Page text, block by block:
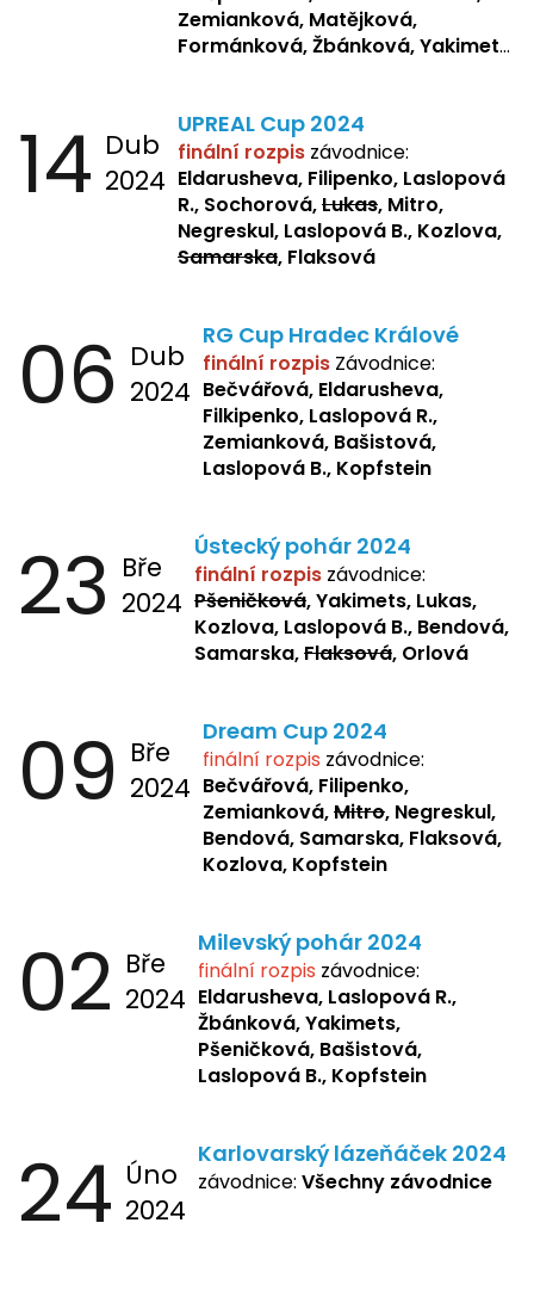
Zemianková, Matějková,
Formánková, Žbánková, Yakimets,
14 Dub
2024
UPREAL Cup 2024
finální rozpis závodnice:
Eldarusheva, Filipenko, Laslopová
R., Sochorová,Lukas, Mitro,
Negreskul, Laslopová B., Kozlova,
Samarska, Flaksová
06 Dub
2024
RG Cup Hradec Králové
finální rozpis Závodnice:
Bečvářová, Eldarusheva,
Filkipenko, Laslopová R.,
Zemianková, Bašistová,
Laslopová B., Kopfstein
23 Bře
2024
Ústecký pohár 2024
finální rozpis závodnice:
Pšeničková, Yakimets, Lukas,
Kozlova, Laslopová B., Bendová,
Samarska,Flaksová, Orlová
09 Bře
2024
Dream Cup 2024
finální rozpis závodnice:
Bečvářová, Filipenko,
Zemianková,Mitro, Negreskul,
Bendová, Samarska, Flaksová,
Kozlova, Kopfstein
02 Bře
2024
Milevský pohár 2024
finální rozpis závodnice:
Eldarusheva, Laslopová R.,
Žbánková, Yakimets,
Pšeničková, Bašistová,
Laslopová B., Kopfstein
24 Úno
2024
Karlovarský lázeňáček 2024
závodnice: Všechny závodnice